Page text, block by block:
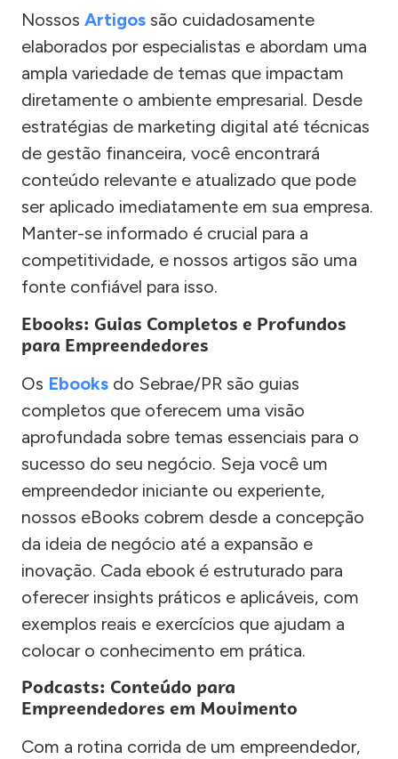
Nossos Artigos são cuidadosamente
elaborados por especialistas e abordam uma
ampla variedade de temas que impactam
diretamente o ambiente empresarial. Desde
estratégias de marketing digital até técnicas
de gestão financeira, você encontrará
conteúdo relevante e atualizado que pode
ser aplicado imediatamente em sua empresa.
Manter-se informado é crucial para a
competitividade, e nossos artigos são uma
fonte confiável para isso.
Ebooks: Guias Completos e Profundos
para Empreendedores
Os Ebooks do Sebrae/PR são guias
completos que oferecem uma visão
aprofundada sobre temas essenciais para o
sucesso do seu negócio. Seja você um
empreendedor iniciante ou experiente,
nossos eBooks cobrem desde a concepção
da ideia de negócio até a expansão e
inovação. Cada ebook é estruturado para
oferecer insights práticos e aplicáveis, com
exemplos reais e exercícios que ajudam a
colocar o conhecimento em prática.
Podcasts: Conteúdo para
Empreendedores em Movimento
Com a rotina corrida de um empreendedor,